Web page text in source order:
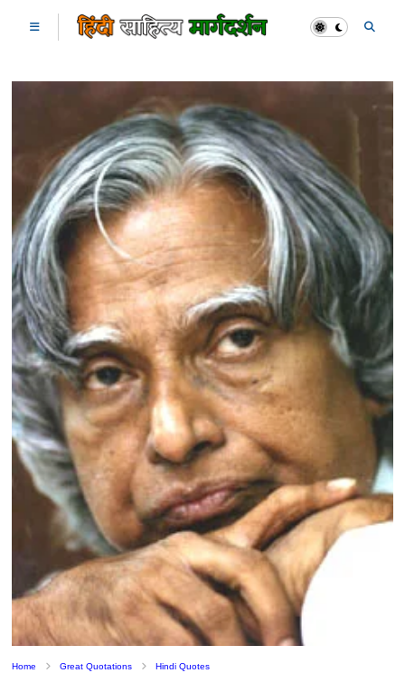
Home Great Quotations Hindi Quotes